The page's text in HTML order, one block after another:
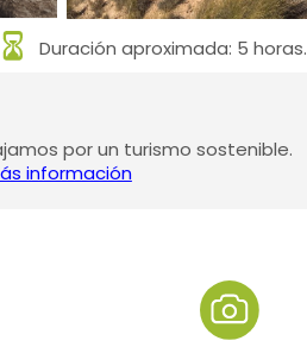
Duración aproximada: 5 horas.
por un turismo sostenible.
información